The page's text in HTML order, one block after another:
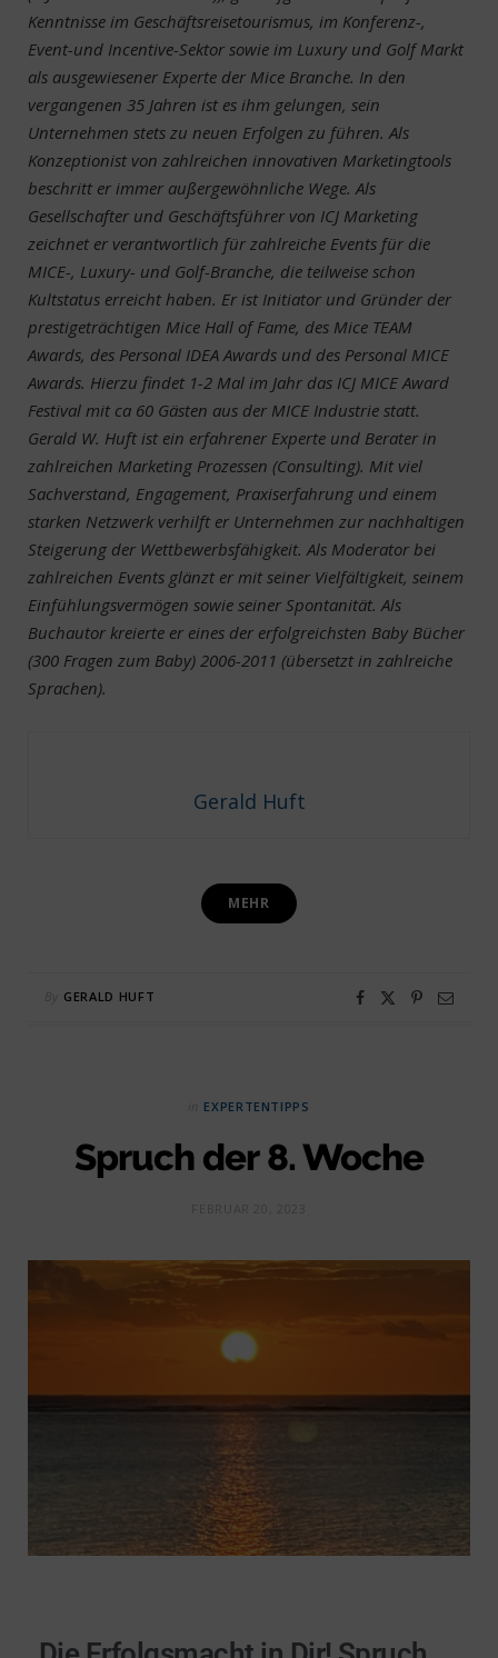
Kenntnisse im Geschäftsreisetourismus, im Konferenz-,
Event-und Incentive-Sektor sowie im Luxury und Golf Markt
als ausgewiesener Experte der Mice Branche. In den
vergangenen 35 Jahren ist es ihm gelungen, sein
Unternehmen stets zu neuen Erfolgen zu führen. Als
Konzeptionist von zahlreichen innovativen Marketingtools
beschritt er immer außergewöhnliche Wege. Als
Gesellschafter und Geschäftsführer von ICJ Marketing
zeichnet er verantwortlich für zahlreiche Events für die
MICE-, Luxury- und Golf-Branche, die teilweise schon
Kultstatus erreicht haben. Er ist Initiator und Gründer der
prestigeträchtigen Mice Hall of Fame, des Mice TEAM
Awards, des Personal IDEA Awards und des Personal MICE
Awards. Hierzu findet 1-2 Mal im Jahr das ICJ MICE Award
Festival mit ca 60 Gästen aus der MICE Industrie statt.
Gerald W. Huft ist ein erfahrener Experte und Berater in
zahlreichen Marketing Prozessen (Consulting). Mit viel
Sachverstand, Engagement, Praxiserfahrung und einem
starken Netzwerk verhilft er Unternehmen zur nachhaltigen
Steigerung der Wettbewerbsfähigkeit. Als Moderator bei
zahlreichen Events glänzt er mit seiner Vielfältigkeit, seinem
Einfühlungsvermögen sowie seiner Spontanität. Als
Buchautor kreierte er eines der erfolgreichsten Baby Bücher
(300 Fragen zum Baby) 2006-2011 (übersetzt in zahlreiche
Sprachen).
Gerald Huft
MEHR
GERALD HUFT
EXPERTENTIPPS
Spruch der 8. Woche